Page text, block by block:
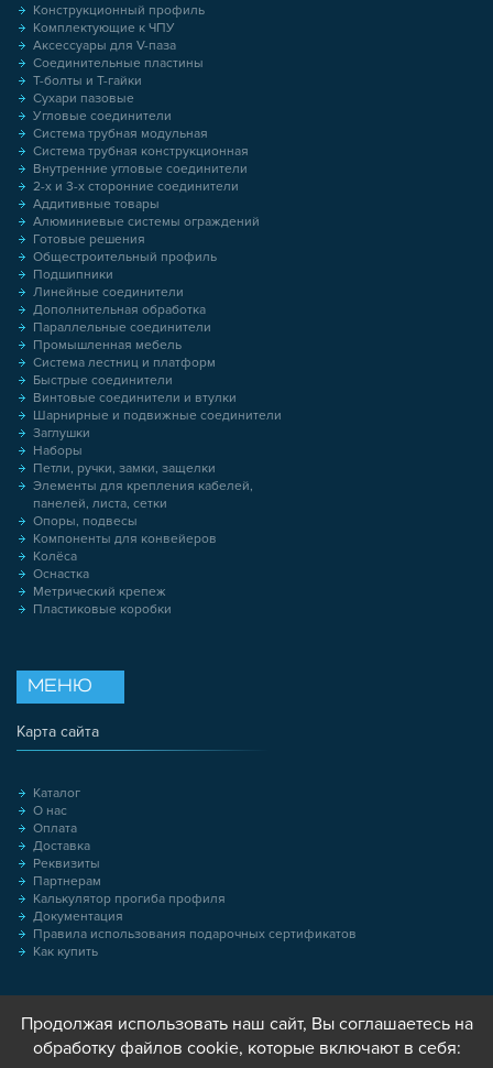
Конструкционный профиль
Комплектующие к ЧПУ
Аксессуары для V-паза
Соединительные пластины
Т-болты и Т-гайки
Сухари пазовые
Угловые соединители
Система трубная модульная
Система трубная конструкционная
Внутренние угловые соединители
2-х и 3-х сторонние соединители
Аддитивные товары
Алюминиевые системы ограждений
Готовые решения
Общестроительный профиль
Подшипники
Линейные соединители
Дополнительная обработка
Параллельные соединители
Промышленная мебель
Система лестниц и платформ
Быстрые соединители
Винтовые соединители и втулки
Шарнирные и подвижные соединители
Заглушки
Наборы
Петли, ручки, замки, защелки
Элементы для крепления кабелей,
панелей, листа, сетки
Опоры, подвесы
Компоненты для конвейеров
Колёса
Оснастка
Метрический крепеж
Пластиковые коробки
МЕНЮ
Карта сайта
Каталог
О нас
Оплата
Доставка
Реквизиты
Партнерам
Калькулятор прогиба профиля
Документация
Правила использования подарочных сертификатов
Как купить
Продолжая использовать наш сайт, Вы соглашаетесь на
обработку файлов cookie, которые включают в себя: